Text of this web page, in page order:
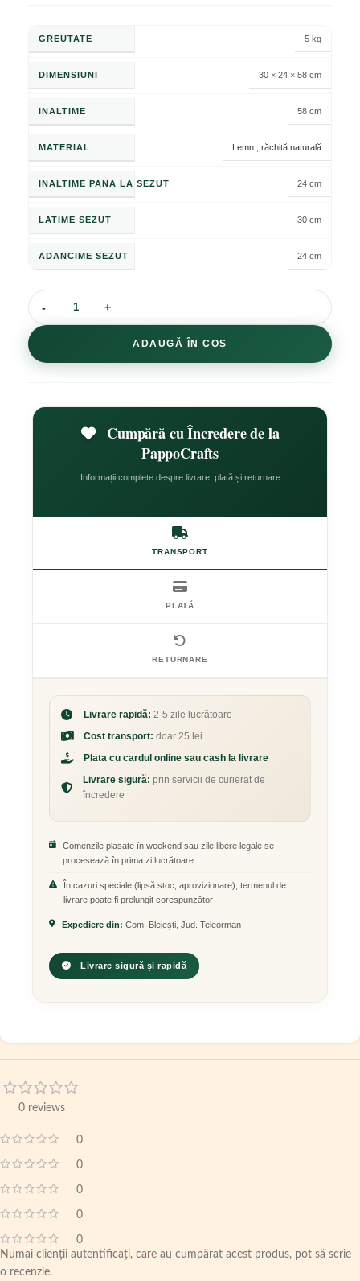
GREUTATE 5 kg
DIMENSIUNI 30 × 24 × 58 cm
INALTIME 58 cm
MATERIAL Lemn răchită naturală
INALTIME PANA LA SEZUT 24 cm
LATIME SEZUT 30 cm
ADANCIME SEZUT 24 cm
ADAUGĂ ÎN COȘ
Cumpără cu Încredere de la
PappoCrafts
Informații complete despre livrare, plată și returnare
TRANSPORT
PLATĂ
RETURNARE
Livrare rapidă: 2-5 zile lucrătoare
Cost transport: doar 25 lei
Plata cu cardul online sau cash la livrare
Livrare sigură: prin servicii de curierat de
încredere
Comenzile plasate în weekend sau zile libere legale se
procesează în prima zi lucrătoare
În cazuri speciale (lipsă stoc, aprovizionare), termenul de
livrare poate fi prelungit corespunzător
Expediere din: Com. Blejești, Jud. Teleorman
Livrare sigură și rapidă
0 reviews
0
0
0
0
0
Numai clienții autentificați, care au cumpărat acest produs, pot să scrie
o recenzie.